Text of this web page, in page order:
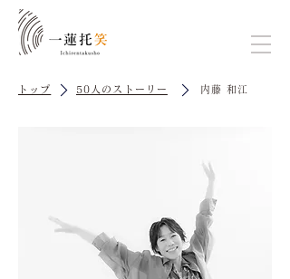
トップ 50人のストーリー 内藤 和江